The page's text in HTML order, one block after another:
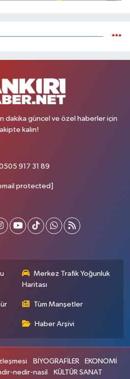
dakika güncel ve özel haberler için
kalın!
917 31 89
protected]
Merkez Trafik Yoğunluk
Haritası
Tüm Manşetler
Haber Arşivi
BİYOGRAFİLER
EKONOMİ
nedir-nasil KÜLTÜR SANAT